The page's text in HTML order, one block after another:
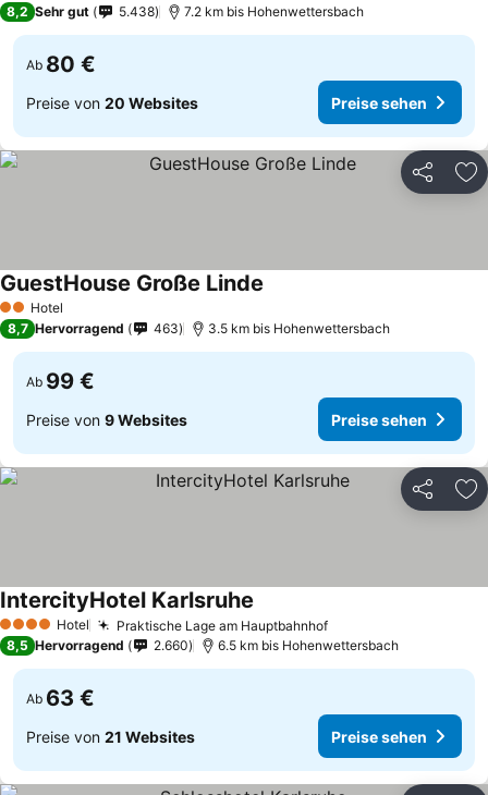
8,2 Sehr gut 5.438 7.2 km bis Hohenwettersbach
Ab 80 €
Preise von 20 Websites Preise sehen
Teilen
2 Sterne
Hotel
GuestHouse Große Linde
8,7 Hervorragend 463 3.5 km bis Hohenwettersbach
Ab 99 €
Preise von 9 Websites Preise sehen
Teilen
4 Sterne Hotel Praktische Lage am HauptbahnhofPreise sehen
IntercityHotel Karlsruhe
8,5 Hervorragend 2.660 6.5 km bis Hohenwettersbach
Ab 63 €
Preise von 21 Websites Preise sehen